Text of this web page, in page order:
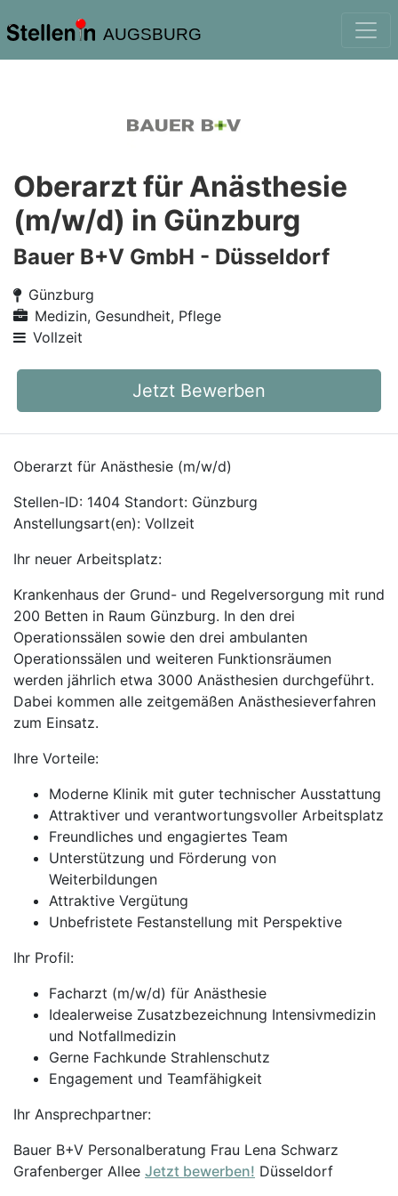
AUGSBURG
Oberarzt für Anästhesie
(m/w/d) in Günzburg
Bauer B+V GmbH - Düsseldorf
Günzburg
Medizin, Gesundheit, Pflege
Vollzeit
Jetzt Bewerben
Oberarzt für Anästhesie (m/w/d)
Stellen-ID: 1404 Standort: Günzburg
Anstellungsart(en): Vollzeit
Ihr neuer Arbeitsplatz:
Krankenhaus der Grund- und Regelversorgung mit rund
200 Betten in Raum Günzburg. In den drei
Operationssälen sowie den drei ambulanten
Operationssälen und weiteren Funktionsräumen
werden jährlich etwa 3000 Anästhesien durchgeführt.
Dabei kommen alle zeitgemäßen Anästhesieverfahren
zum Einsatz.
Ihre Vorteile:
Moderne Klinik mit guter technischer Ausstattung
Attraktiver und verantwortungsvoller Arbeitsplatz
Freundliches und engagiertes Team
Unterstützung und Förderung von
Weiterbildungen
Attraktive Vergütung
Unbefristete Festanstellung mit Perspektive
Ihr Profil:
Facharzt (m/w/d) für Anästhesie
Idealerweise Zusatzbezeichnung Intensivmedizin
und Notfallmedizin
Gerne Fachkunde Strahlenschutz
Engagement und Teamfähigkeit
Ihr Ansprechpartner:
Bauer B+V Personalberatung Frau Lena Schwarz
Grafenberger Allee Jetzt bewerben! Düsseldorf